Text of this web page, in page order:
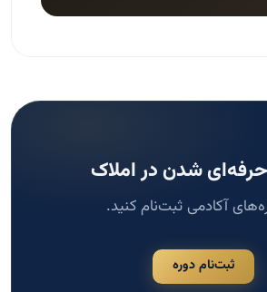
شدن در املاک
آکادمی ثبت‌نام کنید.
ثبت‌نام دوره